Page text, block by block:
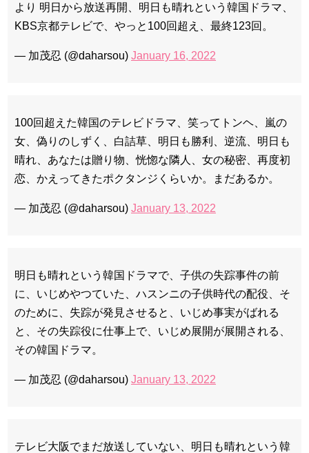
より 明日から放送再開、明日も晴れという韓国ドラマ、
KBS京都テレビで、やっと100回超え、最終123回。
— 加茂忍 (@daharsou) January 16, 2022
100回超えた韓国のテレビドラマ、笑ってトンヘ、嵐の
女、偽りのしずく、白詰草、明日も勝利、逆流、明日も
晴れ、あなたは贈り物、恍惚な隣人、女の秘密、再度初
恋、かえってきたポクタンジくらいか。まだあるか。
— 加茂忍 (@daharsou) January 13, 2022
明日も晴れという韓国ドラマで、子供の失踪事件の前
に、いじめやつていた、ハスンニの子供時代の配役、そ
のために、失踪が発見させると、いじめ事実がばれる
と、その失踪役に仕事上で、いじめ展開が展開される、
その韓国ドラマ。
— 加茂忍 (@daharsou) January 13, 2022
テレビ大阪でまだ放送していない、明日も晴れという韓